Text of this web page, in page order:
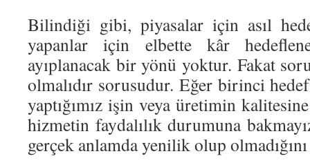
Bilindiği gibi, piyasalar için asıl
yapanlar için elbette kâr
ayıplanacak bir yönü yoktur. Fakat
olmalıdır sorusudur. Eğer birinci
yaptığımız işin veya üretimin
hizmetin faydalılık durumuna
gerçek anlamda yenilik olup